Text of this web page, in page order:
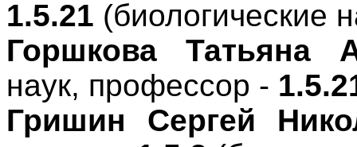
1.5.21 (биологические
Горшкова Татьяна
наук, профессор -
Гришин Сергей